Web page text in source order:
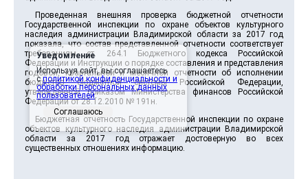
Проведенная внешняя проверка бюджетной отчетности
Государственной инспекции по охране объектов культурного
наследия администрации Владимирской области за 2017 год
показала, что состав представленной отчетности соответствует
требованиям ст. 264.1 Бюджетного кодекса Российской
Федерации и Инструкции о порядке составления и представления
годовой, квартальной и месячной отчетности об исполнении
бюджетов бюджетной системы Российской Федерации,
утвержденной приказом Министерства финансов Российской
Федерации от 28.12.2010 № 191н.
Бюджетная отчетность Государственной инспекции по охране
объектов культурного наследия администрации Владимирской
области за 2017 год отражает достоверную во всех
существенных отношениях информацию.
Уведомление
Используя сайт, вы соглашаетесь
сполитикой конфиденциальности и
обработки персональных данных
пользователей.
Соглашаюсь